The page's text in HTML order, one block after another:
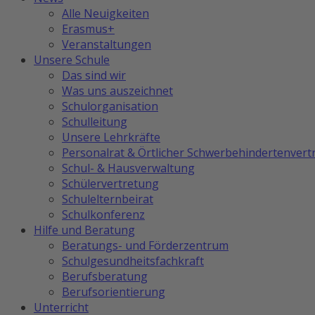
Alle Neuigkeiten
Erasmus+
Veranstaltungen
Unsere Schule
Das sind wir
Was uns auszeichnet
Schulorganisation
Schulleitung
Unsere Lehrkräfte
Personalrat & Örtlicher
Schul- & Hausverwaltung
Schülervertretung
Schulelternbeirat
Schulkonferenz
Hilfe und Beratung
Beratungs- und Förderzentrum
Schulgesundheitsfachkraft
Berufsberatung
Berufsorientierung
Unterricht